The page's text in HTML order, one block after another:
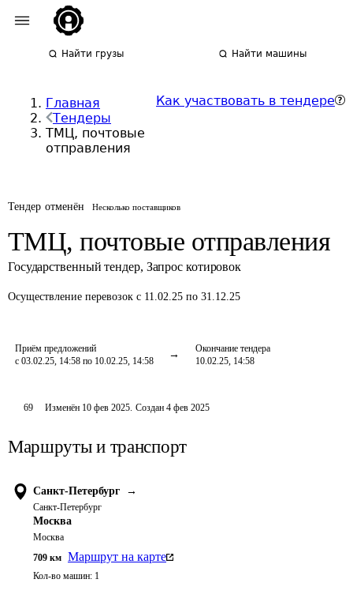
Найти грузы Найти машины
Главная
Тендеры
ТМЦ, почтовые
отправления
Как участвовать в тендере
Тендер отменён Несколько поставщиков
ТМЦ, почтовые отправления
Государственный тендер, Запрос котировок
Осуществление перевозок с 11.02.25 по 31.12.25
Приём предложений
с 03.02.25, 14:58 по 10.02.25, 14:58
Окончание тендера
10.02.25, 14:58
69 Изменён 10 фев 2025. Создан 4 фев 2025
Маршруты и транспорт
Санкт-Петербург →
Санкт-Петербург
Москва
Москва
709 км Маршрут на карте
Кол-во машин: 1